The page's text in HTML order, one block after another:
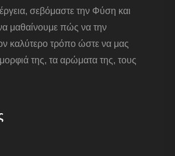
σεβόμαστε την Φύση και
μαθαίνουμε πώς να την
καλύτερο τρόπο ώστε να μας
της, τα αρώματα της, τους